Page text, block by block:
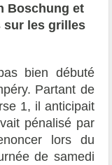
Boschung et
sur les grilles
bien débuté
Partant de
1, il anticipait
pénalisé par
lors du
de samedi